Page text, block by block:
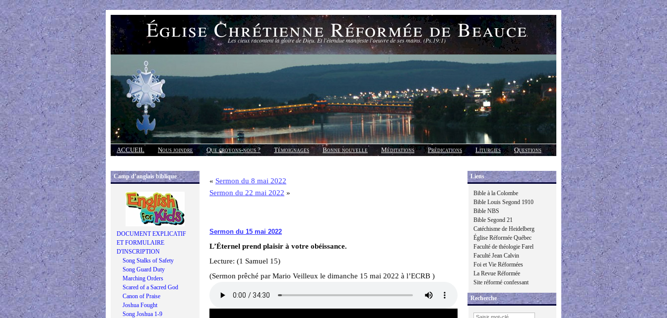
Église Chrétienne Réformée de Beauce
Les cieux racontent la gloire de Dieu. Et l'étendue manifeste l'oeuvre de ses mains. (Ps.19:1)
ACCUEIL Nous joindre Que croyons-nous ? Témoignages Bonne nouvelle Méditations Prédications Liturgies
Questions
Réponses
Camp d’anglais biblique
DOCUMENT EXPLICATIF
ET FORMULAIRE
D'INSCRIPTION
Song Stalks of Safety
Song Guard Duty
Marching Orders
Scared of a Sacred God
Canon of Praise
Joshua Fought
Song Joshua 1-9
« Sermon du 8 mai 2022
Sermon du 22 mai 2022 »
Sermon du 15 mai 2022
L’Éternel prend plaisir à votre obéissance.
Lecture: (1 Samuel 15)
(Sermon prêché par Mario Veilleux le dimanche 15 mai 2022 à l’ECRB )
Liens
Bible à la Colombe
Bible Louis Segond 1910
Bible NBS
Bible Segond 21
Catéchisme de Heidelberg
Église Réformée Québec
Faculté de théologie Farel
Faculté Jean Calvin
Foi et Vie Réformées
La Revue Réformée
Site réformé confessant
Recherche